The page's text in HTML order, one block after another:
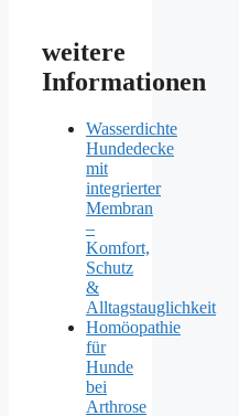
weitere
Informationen
Wasserdichte
Hundedecke
mit
integrierter
Membran
–
Komfort,
Schutz
&
Alltagstauglichkeit
Homöopathie
für
Hunde
bei
Arthrose